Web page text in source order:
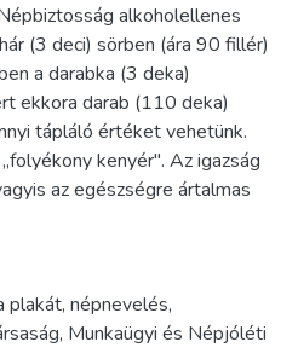
alkoholellenes
(3 deci) sörben (ára 90 fillér)
a darabka (3 deka)
ekkora darab (110 deka)
tápláló értéket vehetünk.
kenyér". Az igazság
az egészségre ártalmas
plakát, népnevelés,
Munkaügyi és Népjóléti